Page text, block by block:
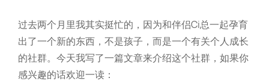
过去两个月里我其实挺忙的，因为和伴侣Ci总一起孕育
出了一个新的东西，不是孩子，而是一个有关个人成长
的社群。今天我写了一篇文章来介绍这个社群，如果你
感兴趣的话欢迎一读：